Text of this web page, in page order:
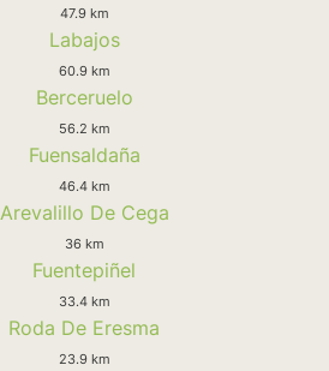
47.9 km
Labajos
60.9 km
Berceruelo
56.2 km
Fuensaldaña
46.4 km
Arevalillo De Cega
36 km
Fuentepiñel
33.4 km
Roda De Eresma
23.9 km